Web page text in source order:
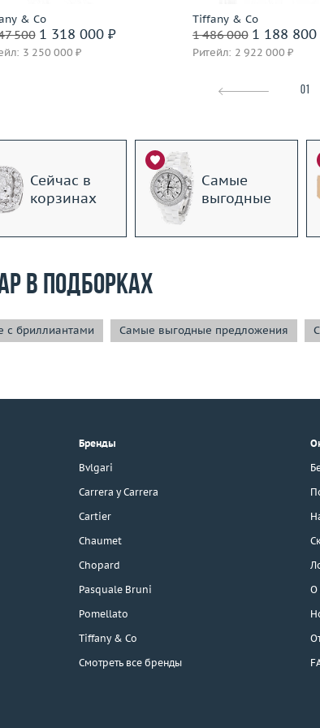
& Co
5001 318 000 ₽
3 250 000 ₽
Tiffany & Co
1 486 0001 188 800
Ритейл: 2 922 000 ₽
01
Сейчас в
корзинах
Самые
выгодные
в подборках
с бриллиантами Самые выгодные предложения
Бренды
Bvlgari
Carrera y Carrera
Cartier
Chaumet
Chopard
Pasquale Bruni
Pomellato
Tiffany & Co
Смотреть все бренды
О